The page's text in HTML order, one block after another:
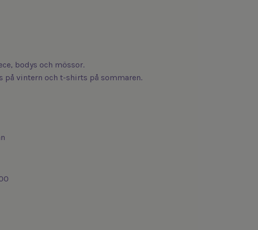
bodys och mössor.
vintern och t-shirts på sommaren.